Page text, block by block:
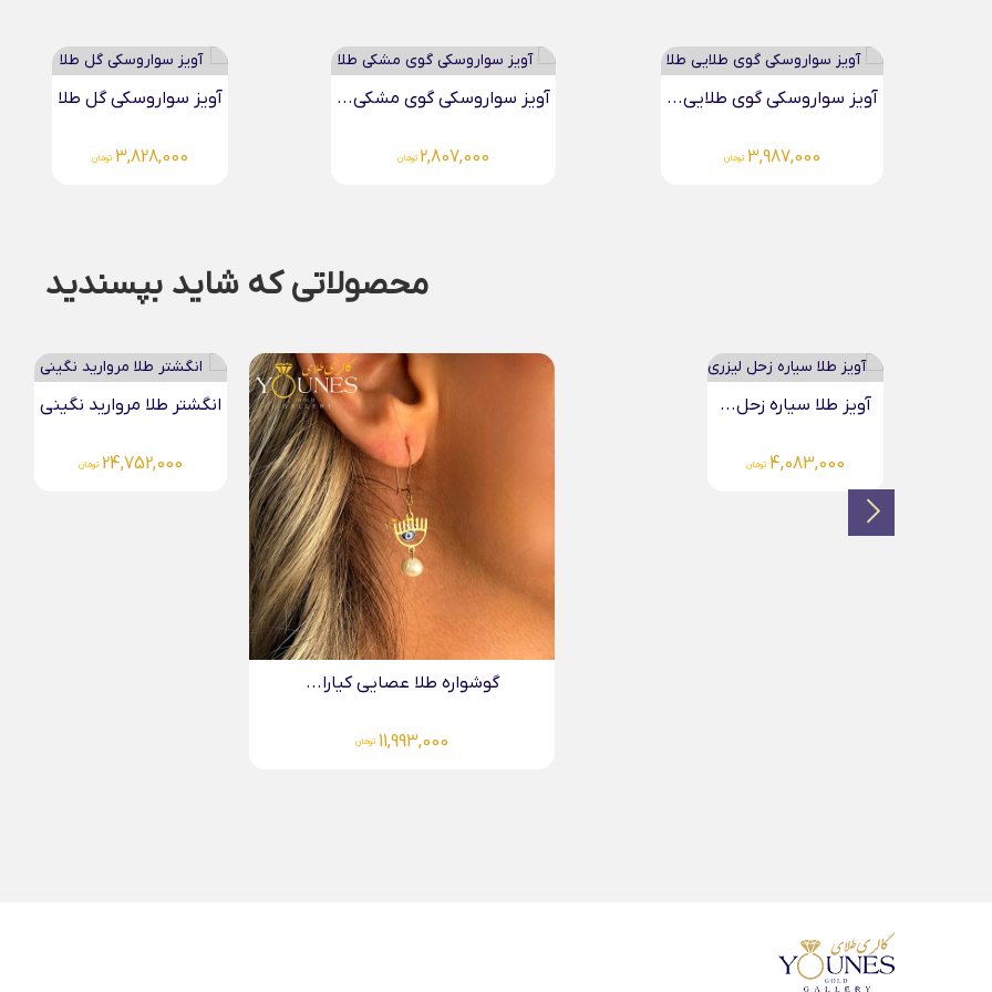
آویز سواروسکی گوی طلایی...
3,987,000 تومان
آویز سواروسکی گوی مشکی...
2,807,000 تومان
آویز سواروسکی گل طلا
3,828,000 تومان
محصولاتی که شاید بپسندید
انگشتر طلا مروارید نگینی
تومان
آویز طلا سواروسکی قلبی...
3,572,000